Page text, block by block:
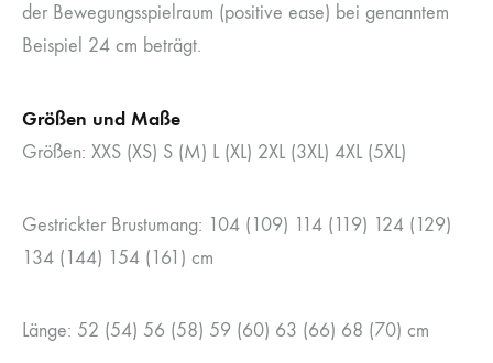
der Bewegungsspielraum (positive ease) bei genanntem
Beispiel 24 cm beträgt.
Größen und Maße
Größen: XXS (XS) S (M) L (XL) 2XL (3XL) 4XL (5XL)
Gestrickter Brustumang: 104 (109) 114 (119) 124 (129)
134 (144) 154 (161) cm
Länge: 52 (54) 56 (58) 59 (60) 63 (66) 68 (70) cm